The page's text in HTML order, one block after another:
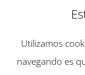
Utilizamos
navegando es
Optimized
Turns on site